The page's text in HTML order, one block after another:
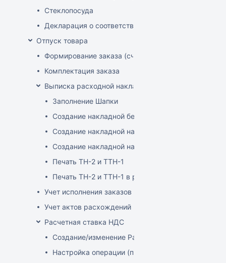
Стеклопосуда
Декларация о соответствии
Отпуск товара
Формирование заказа (счета-фактуры)
Комплектация заказа
Выписка расходной накладной
Заполнение Шапки
Создание накладной без заказа
Создание накладной на основе заказа
Создание накладной на основе документа ТСД
Печать ТН-2 и ТТН-1
Печать ТН-2 и ТТН-1 в розничных ценах
Учет исполнения заказов на продажу
Учет актов расхождений при отгрузке товара
Расчетная ставка НДС
Создание/изменение Расчетной ставки НДС
Настройка операции (продажа)